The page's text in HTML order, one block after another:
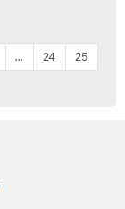
... 24
25